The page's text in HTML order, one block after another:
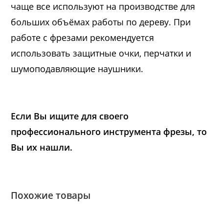
чаще все используют на производстве для
больших объёмах работы по дереву. При
работе с фрезами рекомендуется
использовать защитные очки, перчатки и
шумоподавляющие наушники.
Если Вы ищите для своего
профессионального инструмента фрезы, то
Вы их нашли.
Похожие товары